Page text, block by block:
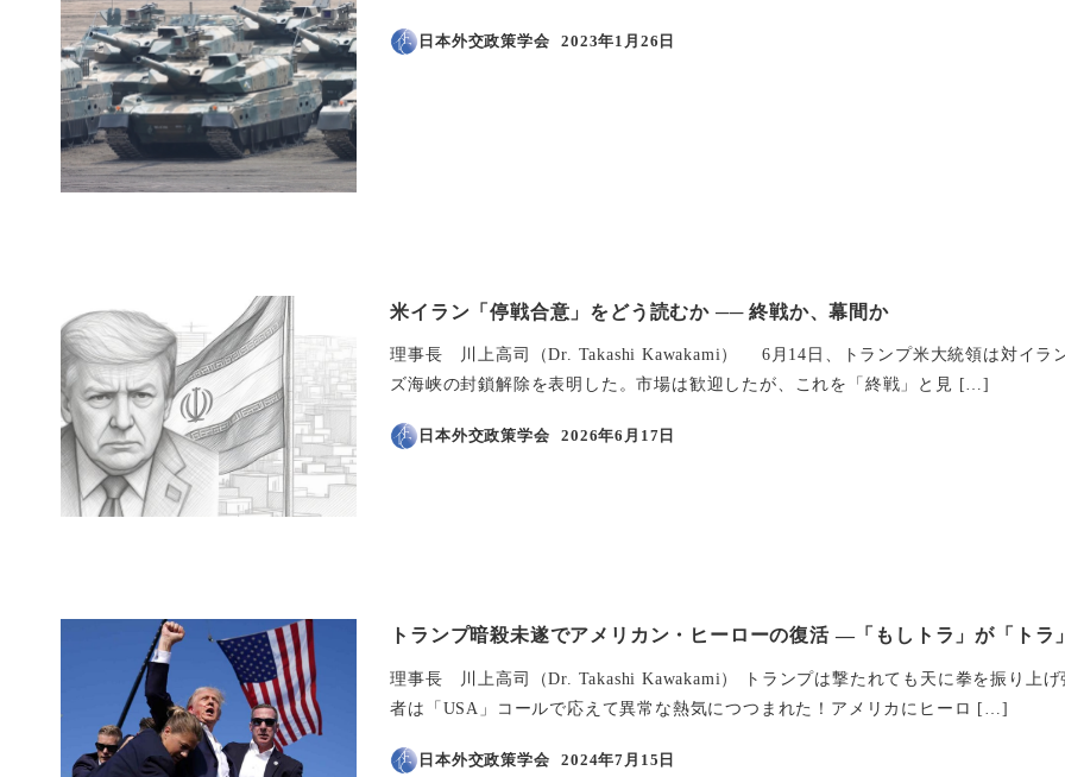
日本外交政策学会
投稿日
2023年1月26日
米イラン「停戦合意」をどう読むか ── 終戦か、幕間か
理事長 川上高司（Dr. Takashi Kawakami） 6月14日、トランプ米大統領は対イラ
ズ海峡の封鎖解除を表明した。市場は歓迎したが、これを「終戦」と見 […]
日本外交政策学会
投稿日
2026年6月17日
トランプ暗殺未遂でアメリカン・ヒーローの復活 ―「もしトラ」が「ト
理事長 川上高司（Dr. Takashi Kawakami） トランプは撃たれても天に拳を振り上
者は「USA」コールで応えて異常な熱気につつまれた！アメリカにヒーロ […]
日本外交政策学会
投稿日
2024年7月15日